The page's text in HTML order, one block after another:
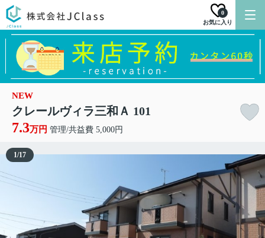
お気に入り
0
NEW
クレールヴィラ三和Ａ 101
7.3万円 管理/共益費 5,000円
1/17